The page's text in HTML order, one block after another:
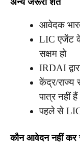
आवेदक भारत
LIC एजेंट
सक्षम हो
IRDAI
केंद्र/राज्य
पात्र नहीं हैं
पहले से LIC
कौन आवेदन नहीं कर